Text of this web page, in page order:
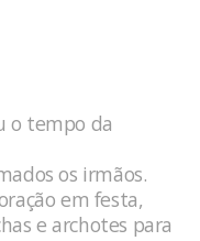
o tempo da
os irmãos.
em festa,
e archotes para